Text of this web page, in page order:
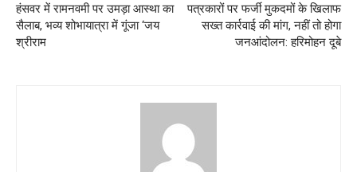
हंसवर में रामनवमी पर उमड़ा आस्था का
सैलाब, भव्य शोभायात्रा में गूंजा ‘जय
श्रीराम
पत्रकारों पर फर्जी मुकदमों के खिलाफ
सख्त कार्रवाई की मांग, नहीं तो होगा
जनआंदोलन: हरिमोहन दूबे